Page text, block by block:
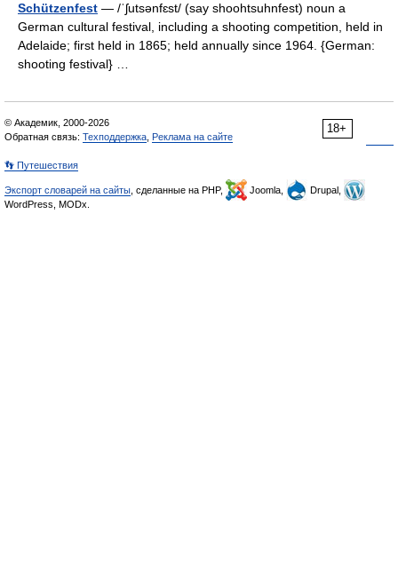
Schützenfest — /ˈʃutsənfɛst/ (say shoohtsuhnfest) noun a
German cultural festival, including a shooting competition, held in
Adelaide; first held in 1865; held annually since 1964. {German:
shooting festival} …
18+
© Академик, 2000-2026
Обратная связь: Техподдержка Реклама на сайте
👣 Путешествия
Экспорт словарей на сайты , сделанные на PHP, Joomla,
Drupal,
WordPress, MODx.